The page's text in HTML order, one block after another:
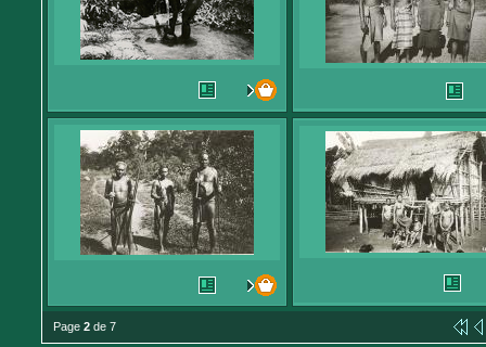
Page 2 de 7